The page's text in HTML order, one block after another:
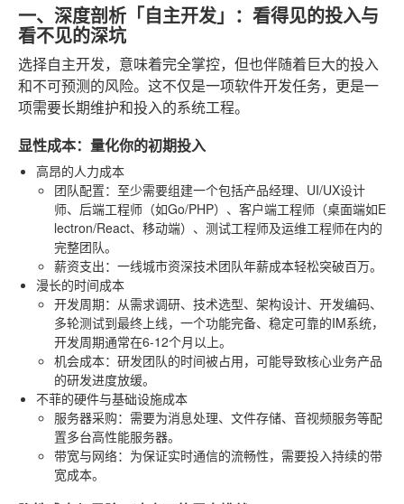
一、深度剖析「自主开发」：看得见的投入与
看不见的深坑
选择自主开发，意味着完全掌控，但也伴随着巨大的投入
和不可预测的风险。这不仅是一项软件开发任务，更是一
项需要长期维护和投入的系统工程。
显性成本：量化你的初期投入
高昂的人力成本
团队配置：至少需要组建一个包括产品经理、UI/UX设计
师、后端工程师（如Go/PHP）、客户端工程师（桌面端如E
lectron/React、移动端）、测试工程师及运维工程师在内的
完整团队。
薪资支出：一线城市资深技术团队年薪成本轻松突破百万。
漫长的时间成本
开发周期：从需求调研、技术选型、架构设计、开发编码、
多轮测试到最终上线，一个功能完备、稳定可靠的IM系统，
开发周期通常在6-12个月以上。
机会成本：研发团队的时间被占用，可能导致核心业务产品
的研发进度放缓。
不菲的硬件与基础设施成本
服务器采购：需要为消息处理、文件存储、音视频服务等配
置多台高性能服务器。
带宽与网络：为保证实时通信的流畅性，需要投入持续的带
宽成本。